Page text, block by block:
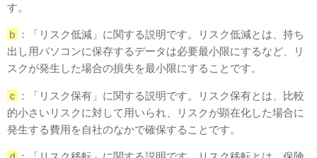
す。
ｂ ：「リスク低減」に関する説明です。リスク低減とは、持ち
出し⽤パソコンに保存するデータは必要最⼩限にするなど、リ
スクが発⽣した場合の損失を最⼩限にすることです。
ｃ ：「リスク保有」に関する説明です。リスク保有とは、⽐較
的⼩さいリスクに対して⽤いられ、リスクが顕在化した場合に
発⽣する費⽤を⾃社のなかで確保することです。